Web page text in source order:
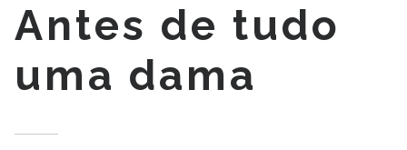
Antes de tudo
uma dama